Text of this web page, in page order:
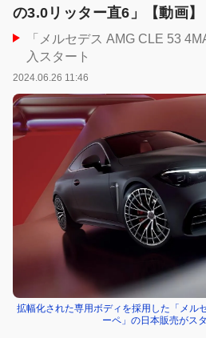
の3.0リッター直6」【動画】
「メルセデス AMG CLE 53
入スタート
2024.06.26 11:46
拡幅化された専用ボディを採用した「メル
ーペ」の日本販売がス